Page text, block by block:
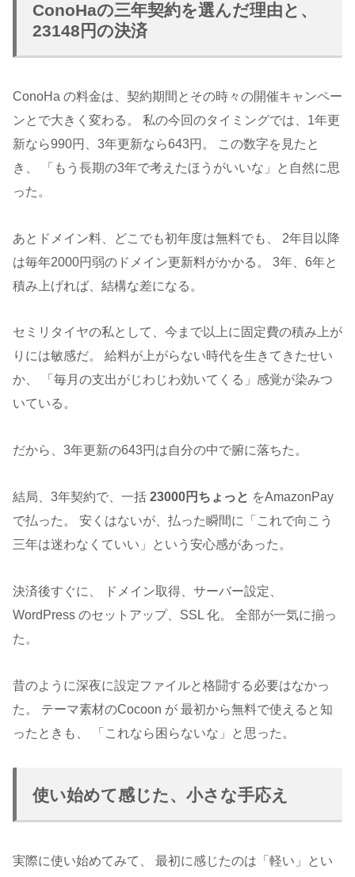
ConoHaの三年契約を選んだ理由と、
23148円の決済
ConoHa の料金は、契約期間とその時々の開催キャンペー
ンとで大きく変わる。 私の今回のタイミングでは、1年更
新なら990円、3年更新なら643円。 この数字を見たと
き、 「もう長期の3年で考えたほうがいいな」と自然に思
った。
あとドメイン料、どこでも初年度は無料でも、 2年目以降
は毎年2000円弱のドメイン更新料がかかる。 3年、6年と
積み上げれば、結構な差になる。
セミリタイヤの私として、今まで以上に固定費の積み上が
りには敏感だ。 給料が上がらない時代を生きてきたせい
か、 「毎月の支出がじわじわ効いてくる」感覚が染みつ
いている。
だから、3年更新の643円は自分の中で腑に落ちた。
結局、3年契約で、一括 23000円ちょっと をAmazonPay
で払った。 安くはないが、払った瞬間に「これで向こう
三年は迷わなくていい」という安心感があった。
決済後すぐに、 ドメイン取得、サーバー設定、
WordPress のセットアップ、SSL 化。 全部が一気に揃っ
た。
昔のように深夜に設定ファイルと格闘する必要はなかっ
た。 テーマ素材のCocoon が 最初から無料で使えると知
ったときも、 「これなら困らないな」と思った。
使い始めて感じた、小さな手応え
実際に使い始めてみて、 最初に感じたのは「軽い」とい